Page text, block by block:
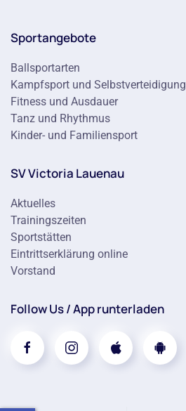
Sportangebote
Ballsportarten
Kampfsport und Selbstverteidigung
Fitness und Ausdauer
Tanz und Rhythmus
Kinder- und Familiensport
SV Victoria Lauenau
Aktuelles
Trainingszeiten
Sportstätten
Eintrittserklärung online
Vorstand
Follow Us / App runterladen